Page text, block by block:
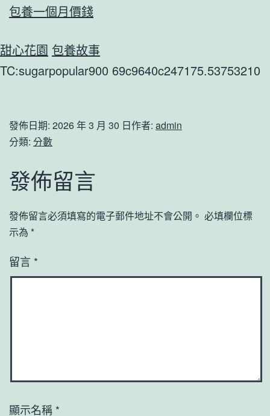
包養一個月價錢
甜心花園 包養故事
TC:sugarpopular900 69c9640c247175.53753210
發佈日期: 2026 年 3 月 30 日作者: admin
分類: 分數
發佈留言
發佈留言必須填寫的電子郵件地址不會公開。 必填欄位標
示為 *
留言 *
顯示名稱 *